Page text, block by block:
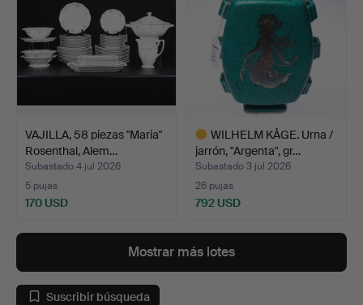
VAJILLA, 58 piezas "Maria"
Rosenthal, Alem…
Subastado 4 jul 2026
5 pujas
170 USD
WILHELM KÅGE. Urna /
jarrón, "Argenta", gr…
Subastado 3 jul 2026
26 pujas
792 USD
Mostrar más lotes
Suscribir búsqueda